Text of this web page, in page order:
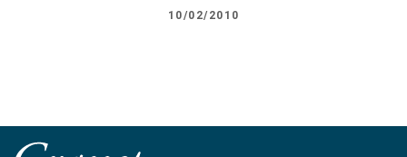
10/02/2010